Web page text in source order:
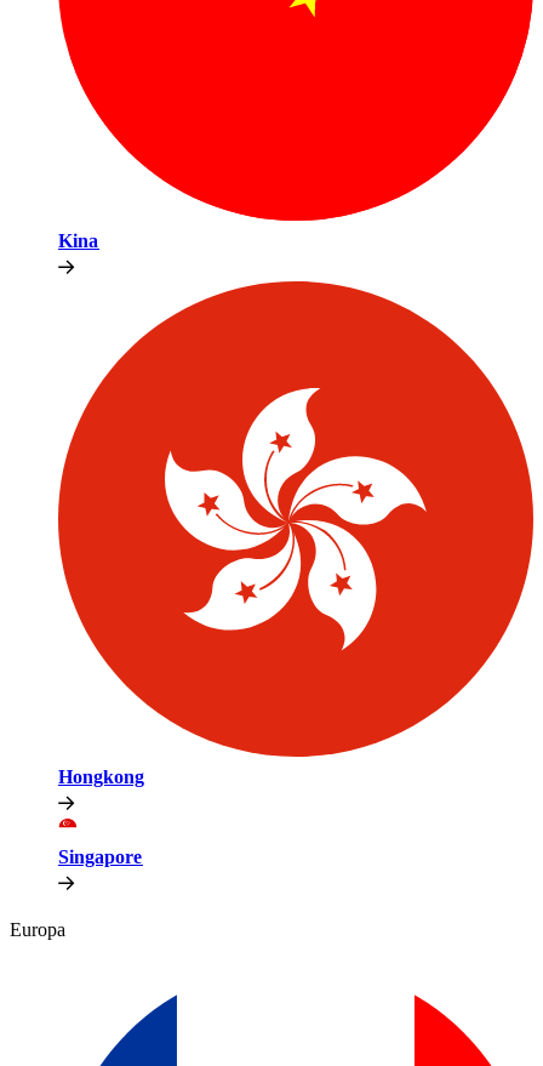
Kina​​
Hongkong​​
Singapore​​
Europa​​